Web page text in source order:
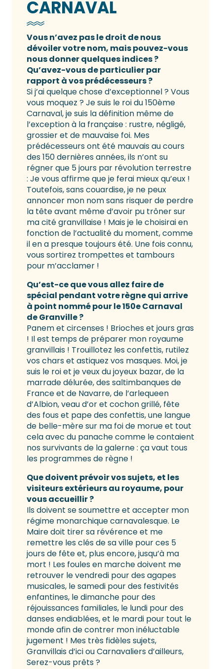
CARNAVAL
Vous n’avez pas le droit de nous
dévoiler votre nom, mais pouvez-vous
nous donner quelques indices ?
Qu’avez-vous de particulier par
rapport à vos prédécesseurs ?
Si j’ai quelque chose d’exceptionnel ? Vous
vous moquez ? Je suis le roi du 150ème
Carnaval, je suis la définition même de
l’exception à la française : rustre, négligé,
grossier et de mauvaise foi. Mes
prédécesseurs ont été mauvais au cours
des 150 dernières années, ils n’ont su
régner que 5 jours par révolution terrestre
: Je vous affirme que je ferai mieux qu’eux !
Toutefois, sans couardise, je ne peux
annoncer mon nom sans risquer de perdre
la tête avant même d’avoir pu trôner sur
ma cité granvillaise ! Mais je le choisirai en
fonction de l’actualité du moment, comme
il en a presque toujours été. Une fois connu,
vous sortirez trompettes et tambours
pour m’acclamer !
Qu’est-ce que vous allez faire de
spécial pendant votre règne qui arrive
à point nommépour le 150e Carnaval
de Granville ?
Panem et circenses ! Brioches et jours gras
! Il est temps de préparer mon royaume
granvillais ! Trouillotez les confettis, rutilez
vos chars et astiquez vos masques. Moi, je
suis le roi et je veux du joyeux bazar, de la
marrade délurée, des saltimbanques de
France et de Navarre, de l’arlequeen
d’Albion, veau d’or et cochon grillé, fête
des fous et pape des confettis, une langue
de belle-mère sur ma foi de morue et tout
cela avec du panache comme le contaient
nos survivants de la galerne : ça vaut tous
les programmes de règne !
Que doivent prévoir vos sujets, et les
visiteursextérieurs au royaume, pour
vous accueillir ?
Ils doivent se soumettre et accepter mon
régime monarchique carnavalesque. Le
Maire doit tirer sa révérence et me
remettre les clés de sa ville pour ces 5
jours de fête et, plus encore, jusqu’à ma
mort ! Les foules en marche doivent me
retrouver le vendredi pour des agapes
musicales, le samedi pour des festivités
enfantines, le dimanche pour des
réjouissances familiales, le lundi pour des
danses endiablées, et le mardi pour tout le
monde afin de contrer mon inéluctable
jugement ! Mes très fidèles sujets,
Granvillais d’ici ou Carnavaliers d’ailleurs,
Serez-vous prêts ?